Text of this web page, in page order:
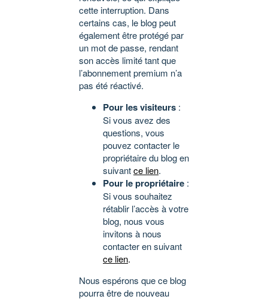
cette interruption. Dans
certains cas, le blog peut
également être protégé par
un mot de passe, rendant
son accès limité tant que
l’abonnement premium n’a
pas été réactivé.
Pour les visiteurs :
Si vous avez des
questions, vous
pouvez contacter le
propriétaire du blog en
suivantce lien.
Pour le propriétaire :
Si vous souhaitez
rétablir l’accès à votre
blog, nous vous
invitons à nous
contacter en suivant
ce lien.
Nous espérons que ce blog
pourra être de nouveau